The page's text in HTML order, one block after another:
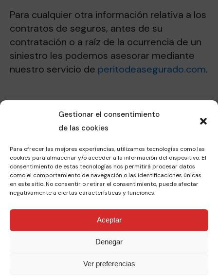
Gestionar el consentimiento
de las cookies
Para ofrecer las mejores experiencias, utilizamos tecnologías como las
cookies para almacenar y/o acceder a la información del dispositivo. El
consentimiento de estas tecnologías nos permitirá procesar datos
como el comportamiento de navegación o las identificaciones únicas
en este sitio. No consentir o retirar el consentimiento, puede afectar
negativamente a ciertas características y funciones.
Aceptar
Denegar
Ver preferencias
Para cualquier otra información relativa a los
contratos de seguros, antes de su
contratación o a raíz de la ocurrencia de un
siniestro les podemos asesorar mediante
nuestro servicio de peritodeasegurado.com.
Últimas noticias